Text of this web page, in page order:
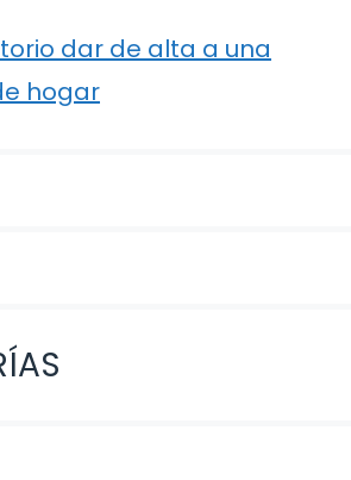
dar de alta a una
hogar